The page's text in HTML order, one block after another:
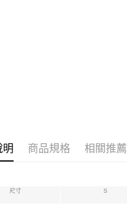
明 商品規格 相關推薦
尺寸 S